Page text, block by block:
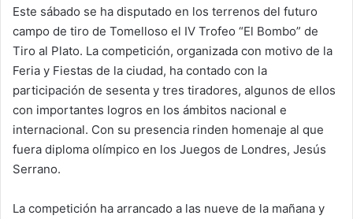
Este sábado se ha disputado en los terrenos del futuro
campo de tiro de Tomelloso el IV Trofeo “El Bombo” de
Tiro al Plato. La competición, organizada con motivo de la
Feria y Fiestas de la ciudad, ha contado con la
participación de sesenta y tres tiradores, algunos de ellos
con importantes logros en los ámbitos nacional e
internacional. Con su presencia rinden homenaje al que
fuera diploma olímpico en los Juegos de Londres, Jesús
Serrano.
La competición ha arrancado a las nueve de la mañana y